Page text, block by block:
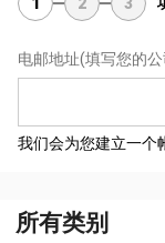
电邮地址(填写您的
我们会为您建立一个
所有类别